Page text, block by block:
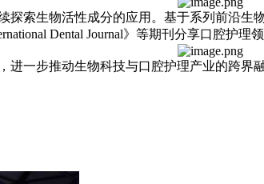
探索生物活性成分的应用。 基于系列前沿生
nal Dental Journal》等期刊分享口腔护理
进一步推动生物科技与口腔护理产业的跨